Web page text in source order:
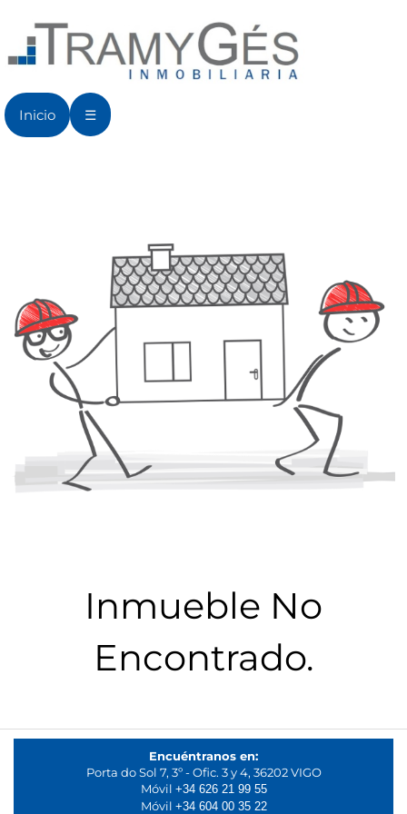
Inicio ☰
Inmueble No
Encontrado.
Encuéntranos en:
Porta do Sol 7, 3º - Ofic. 3 y 4, 36202 VIGO
Móvil +34 626 21 99 55
Móvil +34 604 00 35 22